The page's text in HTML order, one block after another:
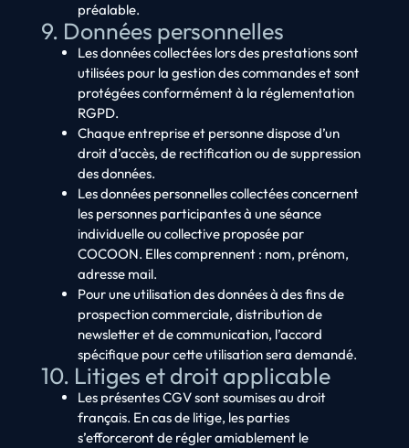
préalable.
9. Données personnelles
Les données collectées lors des prestations sont
utilisées pour la gestion des commandes et sont
protégées conformément à la réglementation
RGPD.
Chaque entreprise et personne dispose d’un
droit d’accès, de rectification ou de suppression
des données.
Les données personnelles collectées concernent
les personnes participantes à une séance
individuelle ou collective proposée par
COCOON. Elles comprennent : nom, prénom,
adresse mail.
Pour une utilisation des données à des fins de
prospection commerciale, distribution de
newsletter et de communication, l’accord
spécifique pour cette utilisation sera demandé.
10. Litiges et droit applicable
Les présentes CGV sont soumises au droit
français. En cas de litige, les parties
s’efforceront de régler amiablement le